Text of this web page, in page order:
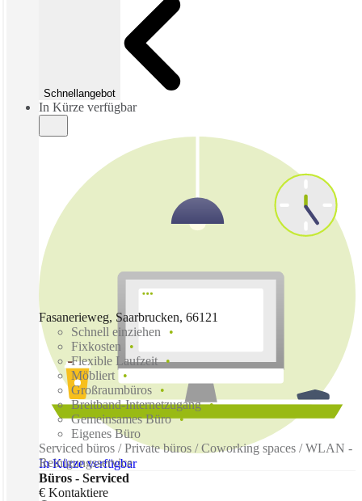
Schnellangebot
In Kürze verfügbar
In Kürze verfügbar
Fasanerieweg, Saarbrucken, 66121
Schnell einziehen
Fixkosten
Flexible Laufzeit
Möbliert
Großraumbüros
Breitband-Internetzugang
Gemeinsames Büro
Eigenes Büro
Serviced büros / Private büros / Coworking spaces / WLAN -
Reinigungsservice
Büros - Serviced
€ Kontaktiere